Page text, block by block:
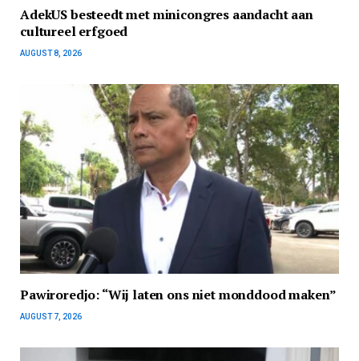
AdekUS besteedt met minicongres aandacht aan
cultureel erfgoed
AUGUST 8, 2026
Pawiroredjo: “Wij laten ons niet monddood maken”
AUGUST 7, 2026